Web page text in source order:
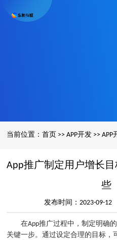
当前位置： 首页 >> APP开发>> APP
App推广制定用户增长
些
发布时间：2023-09-
在App推广过程中，制定明确
关键一步。通过设定合理的目标，